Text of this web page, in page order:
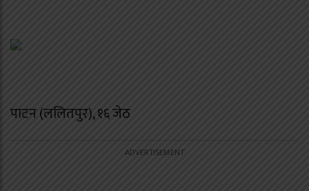
पाटन (ललितपुर), १६ जेठ